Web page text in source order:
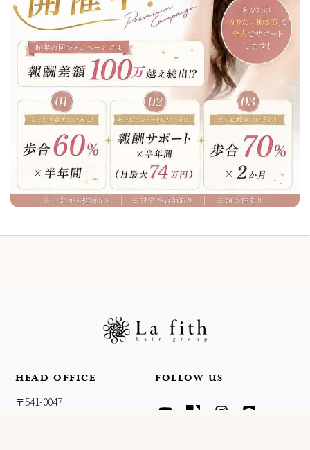
HEAD OFFICE
〒541-0047
FOLLOW US
O
I
N
I